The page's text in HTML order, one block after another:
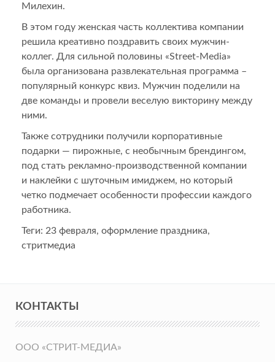
Милехин.
В этом году женская часть коллектива компании
решила креативно поздравить своих мужчин-
коллег. Для сильной половины «Street-Media»
была организована развлекательная программа –
популярный конкурс квиз. Мужчин поделили на
две команды и провели веселую викторину между
ними.
Также сотрудники получили корпоративные
подарки — пирожные, с необычным брендингом,
под стать рекламно-производственной компании
и наклейки с шуточным имиджем, но который
четко подмечает особенности профессии каждого
работника.
Теги: 23 февраля, оформление праздника,
стритмедиа
КОНТАКТЫ
ООО «СТРИТ-МЕДИА»